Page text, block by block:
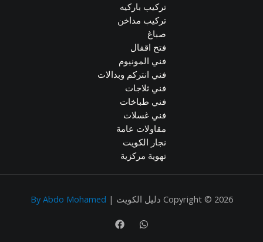
تركيب باركيه
تركيب مداخن
صباغ
فتح اقفال
فني المونيوم
فني انتركم وبدالات
فني ثلاجات
فني طباخات
فني غسلات
مقاولات عامة
نجار الكويت
تهوية مركزية
Copyright © 2026 دليل الكويت | By Abdo Mohamed